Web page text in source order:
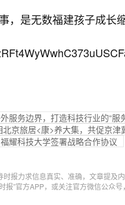
，是无数福建孩子成长
服务边界，打造科技行业的“服
北京旅居<康>养大集，共促京
耀科技大学签署战略合作协议
时报力求信息真实、准确，文章提及
报”官方APP，或关注官方微信公众